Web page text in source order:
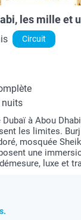
les mille et
Circuit
Dubaï à Abou
les limites.
mosquée
une
luxe et